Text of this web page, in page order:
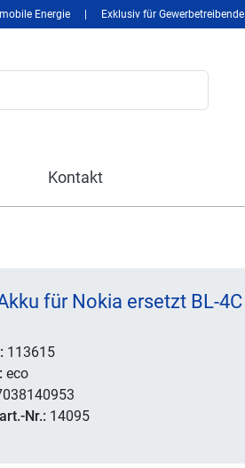
Energie Exklusiv für Gewerbetreibende
Kontakt
für Nokia ersetzt BL-4C
113615
eco
Nr.: 14095